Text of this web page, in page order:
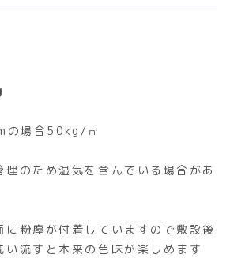
の場合50kg/㎡
のため湿気を含んでいる場合があ
粉塵が付着していますので敷設後
い流すと本来の色味が楽しめます